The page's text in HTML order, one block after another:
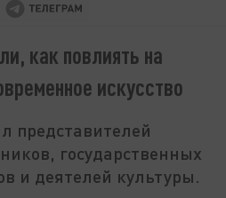
как повлиять на
искусство
представителей
государственных
и деятелей культуры.